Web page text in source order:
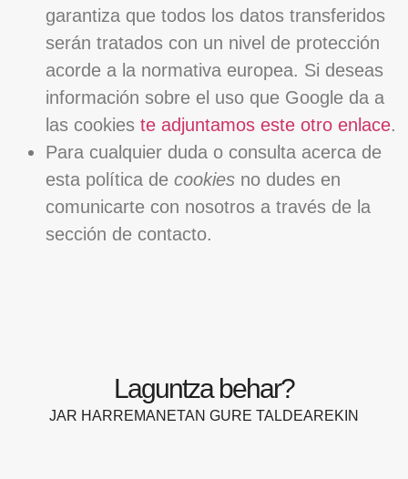
garantiza que todos los datos transferidos
serán tratados con un nivel de protección
acorde a la normativa europea. Si deseas
información sobre el uso que Google da a
las cookies te adjuntamos este otro enlace.
Para cualquier duda o consulta acerca de
esta política de cookies no dudes en
comunicarte con nosotros a través de la
sección de contacto.
Laguntza behar?
JAR HARREMANETAN GURE TALDEAREKIN